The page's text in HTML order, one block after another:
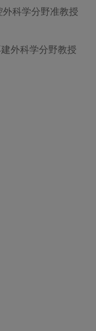
科学分野准教授
外科学分野教授